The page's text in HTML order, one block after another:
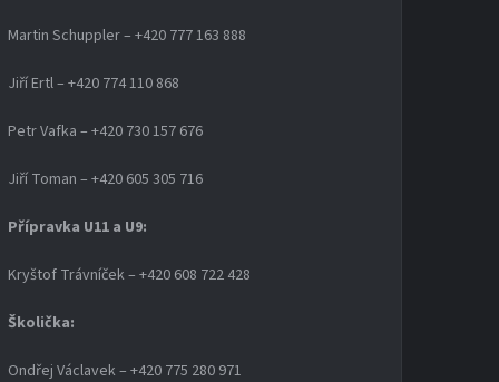
Martin Schuppler – +420 777 163 888
Jiří Ertl – +420 774 110 868
Petr Vafka – +420 730 157 676
Jiří Toman – +420 605 305 716
Přípravka U11 a U9:
Kryštof Trávníček – +420 608 722 428
Školička:
Ondřej Václavek – +420 775 280 971